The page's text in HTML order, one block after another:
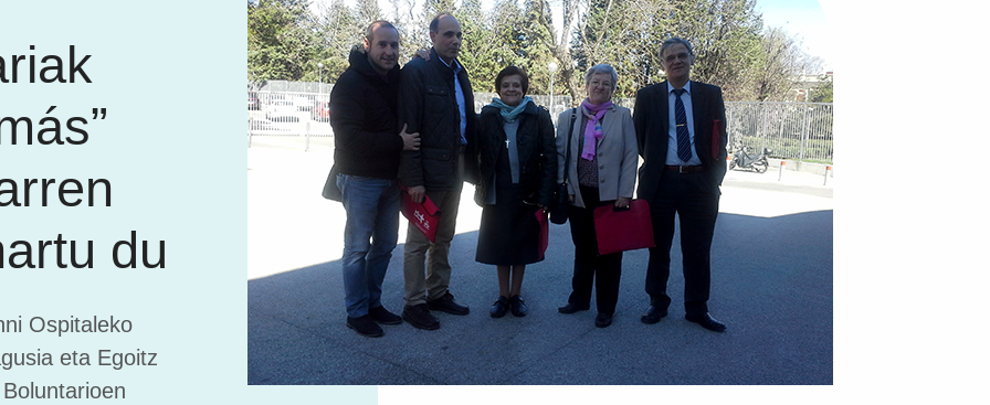
du
Ospitaleko
eta Egoitz